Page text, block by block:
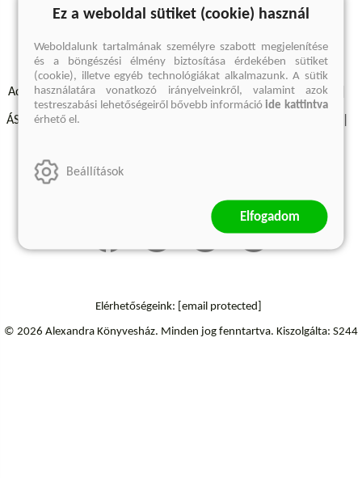
A keresett kifejezésre nincs találat
Adatvédelmi szabályzatok Elállási felmondási nyilatkozat
ÁSZF - Vásárlási feltételek
Szállítási információk
Elérhetőségeink: [email protected]
© 2026 Alexandra Könyvesház. Minden jog fenntartva. Kiszolgálta: S244
Ez a weboldal sütiket (cookie) használ
Weboldalunk tartalmának személyre szabott megjelenítése
és a böngészési élmény biztosítása érdekében sütiket
(cookie), illetve egyéb technológiákat alkalmazunk. A sütik
használatára vonatkozó irányelveinkről, valamint azok
testreszabási lehetőségeiről bővebb információide kattintva
érhető el.
Beállítások
Elfogadom